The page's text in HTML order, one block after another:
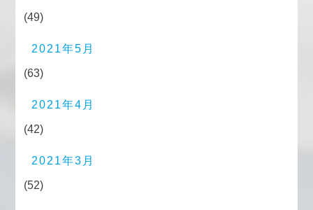
(49)
2021年5月
(63)
2021年4月
(42)
2021年3月
(52)